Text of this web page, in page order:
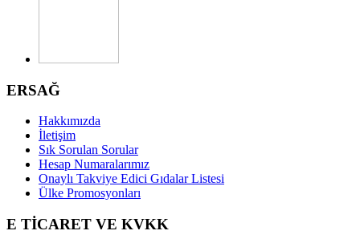
ERSAĞ
Hakkımızda
İletişim
Sık Sorulan Sorular
Hesap Numaralarımız
Onaylı Takviye Edici Gıdalar Listesi
Ülke Promosyonları
E TİCARET VE KVKK